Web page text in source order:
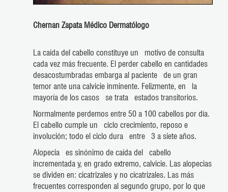
Chernan Zapata Médico Dermatólogo
La caída del cabello constituye un motivo de consulta
cada vez más frecuente. El perder cabello en cantidades
desacostumbradas embarga al paciente de un gran
temor ante una calvicie inminente. Felizmente, en la
mayoría de los casos se trata estados transitorios.
Normalmente perdemos entre 50 a 100 cabellos por día.
El cabello cumple un ciclo crecimiento, reposo e
involución; todo el ciclo dura entre 3 a siete años.
Alopecia es sinónimo de caída del cabello
incrementada y, en grado extremo, calvicie. Las alopecias
se dividen en: cicatrizales y no cicatrizales. Las más
frecuentes corresponden al segundo grupo, por lo que